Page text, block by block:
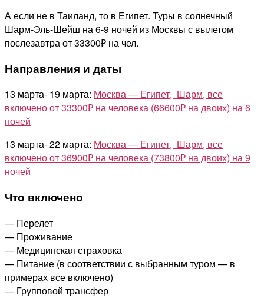
то
в
с
вылетом
воскресенье
на
все
33300
А если не в Таиланд, то в Египет. Туры в солнечный
Шарм-Эль-Шейш на 6-9 ночей из Москвы с вылетом
послезавтра от 33300₽ на чел.
Направления и даты
13 марта- 19 марта: Москва — Египет, Шарм, все
включено от 33300₽ на человека (66600₽ на двоих) на 6
ночей
13 марта- 22 марта: Москва — Египет, Шарм, все
включено от 36900₽ на человека (73800₽ на двоих) на 9
ночей
Что включено
— Перелет
— Проживание
— Медицинская страховка
— Питание (в соответствии с выбранным туром — в
примерах все включено)
— Групповой трансфер